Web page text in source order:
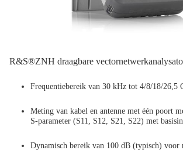
R&S®ZNH draagbare
Frequentiebereik van 30 kHz tot 4/8/18/26,5
Meting van kabel en antenne met één poort
S-parameter (S11, S12, S21, S22) met
Dynamisch bereik van 100 dB (typisch)